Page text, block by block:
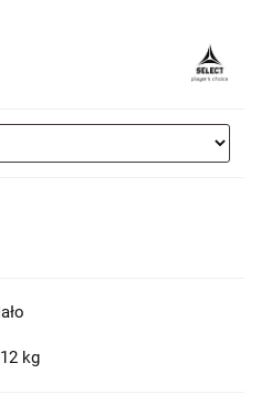
kg